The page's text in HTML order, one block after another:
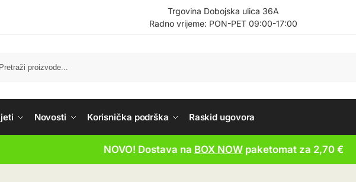
Trgovina Dobojska ulica 36A
Radno vrijeme: PON-PET 09:00-17:00
Novosti Korisnička podrška Raskid ugovora
NOVO! Dostava na BOX NOWpaketomat za 2,70 €